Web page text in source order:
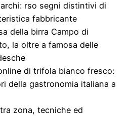
rso segni distintivi di
fabbricante
della birra Campo di
la oltre a famosa delle
di trifola bianco fresco:
della gastronomia italiana a
zona, tecniche ed